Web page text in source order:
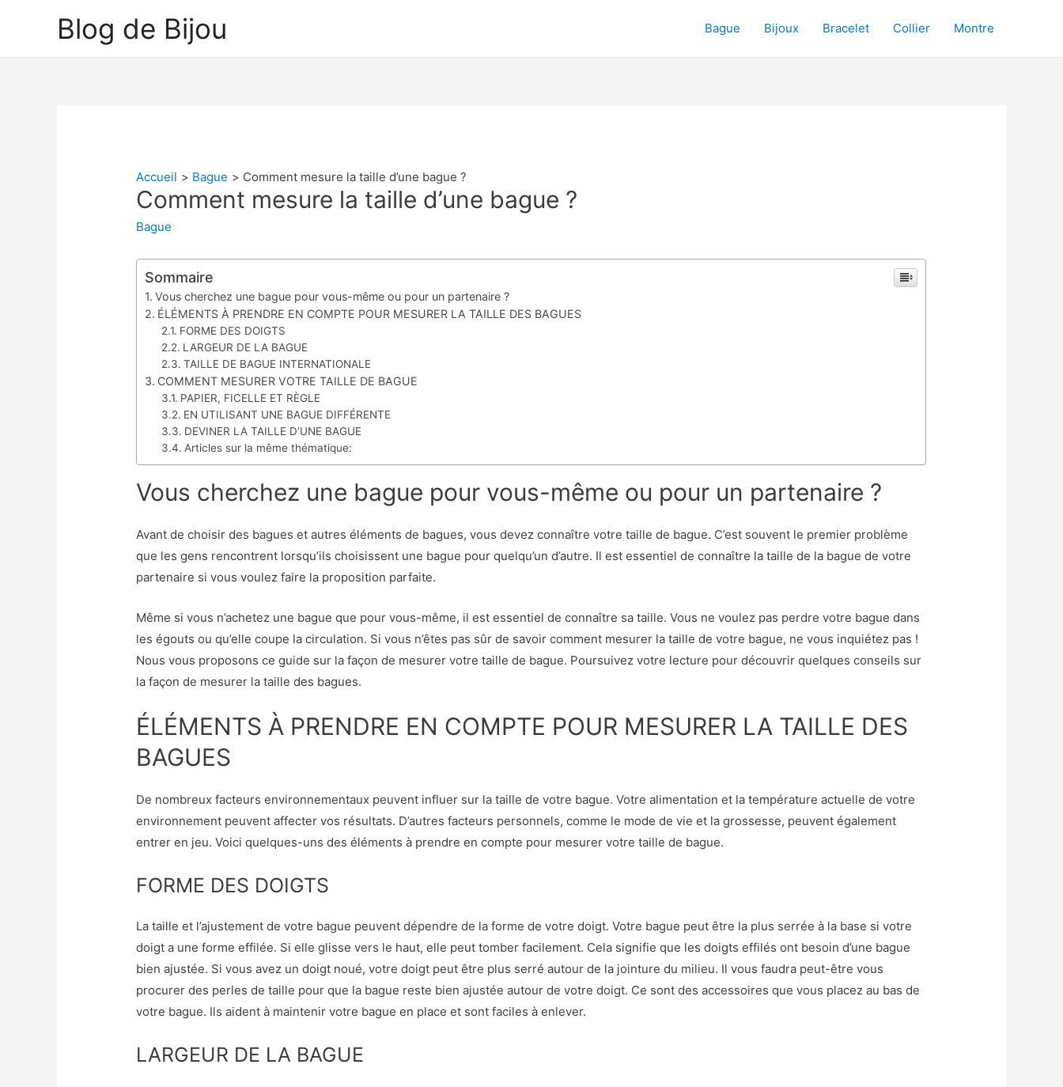
Blog de Bijou Bague Bijoux Bracelet Collier Montre
Accueil Bague Comment mesure la taille d’une bague ?
Comment mesure la taille d’une bague ?
Bague
Sommaire
Vous cherchez une bague pour vous-même ou pour un partenaire ?
ÉLÉMENTS À PRENDRE EN COMPTE POUR MESURER LA TAILLE DES BAGUES
FORME DES DOIGTS
LARGEUR DE LA BAGUE
TAILLE DE BAGUE INTERNATIONALE
COMMENT MESURER VOTRE TAILLE DE BAGUE
PAPIER, FICELLE ET RÈGLE
EN UTILISANT UNE BAGUE DIFFÉRENTE
DEVINER LA TAILLE D’UNE BAGUE
Articles sur la même thématique:
Vous cherchez une bague pour vous-même ou pour un partenaire ?
Avant de choisir des bagues et autres éléments de bagues, vous devez connaître votre taille de bague. C’est souvent le premier problème
que les gens rencontrent lorsqu’ils choisissent une bague pour quelqu’un d’autre. Il est essentiel de connaître la taille de la bague de votre
partenaire si vous voulez faire la proposition parfaite.
Même si vous n’achetez une bague que pour vous-même, il est essentiel de connaître sa taille. Vous ne voulez pas perdre votre bague dans
les égouts ou qu’elle coupe la circulation. Si vous n’êtes pas sûr de savoir comment mesurer la taille de votre bague, ne vous inquiétez pas !
Nous vous proposons ce guide sur la façon de mesurer votre taille de bague. Poursuivez votre lecture pour découvrir quelques conseils sur
la façon de mesurer la taille des bagues.
ÉLÉMENTS À PRENDRE EN COMPTE POUR MESURER LA TAILLE DES
BAGUES
De nombreux facteurs environnementaux peuvent influer sur la taille de votre bague. Votre alimentation et la température actuelle de votre
environnement peuvent affecter vos résultats. D’autres facteurs personnels, comme le mode de vie et la grossesse, peuvent également
entrer en jeu. Voici quelques-uns des éléments à prendre en compte pour mesurer votre taille de bague.
FORME DES DOIGTS
La taille et l’ajustement de votre bague peuvent dépendre de la forme de votre doigt. Votre bague peut être la plus serrée à la base si votre
doigt a une forme effilée. Si elle glisse vers le haut, elle peut tomber facilement. Cela signifie que les doigts effilés ont besoin d’une bague
bien ajustée. Si vous avez un doigt noué, votre doigt peut être plus serré autour de la jointure du milieu. Il vous faudra peut-être vous
procurer des perles de taille pour que la bague reste bien ajustée autour de votre doigt. Ce sont des accessoires que vous placez au bas de
votre bague. Ils aident à maintenir votre bague en place et sont faciles à enlever.
LARGEUR DE LA BAGUE